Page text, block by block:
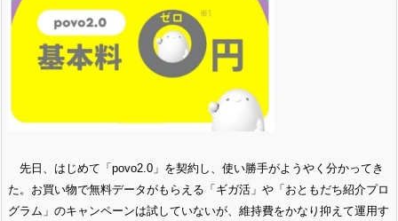
先日、はじめて「povo2.0」を契約し、使い勝手がようやく分かってき
た。お買い物で無料データがもらえる「ギガ活」や「おともだち紹介プロ
グラム」のキャンペーンは試していないが、維持費をかなり抑えて運用す